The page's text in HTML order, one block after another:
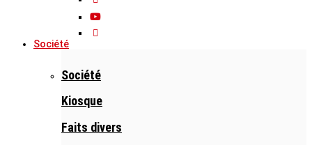
Société
Société
Kiosque
Faits divers